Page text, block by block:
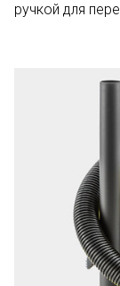
ручкой для